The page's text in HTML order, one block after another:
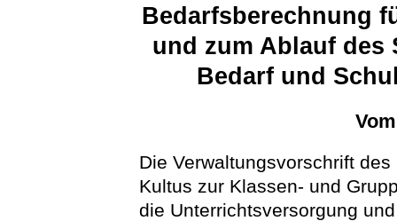
Bedarfsberechnung
und zum Ablauf des
Bedarf und
Die Verwaltungsvorschrift
Kultus zur Klassen- und
die Unterrichtsversorgung